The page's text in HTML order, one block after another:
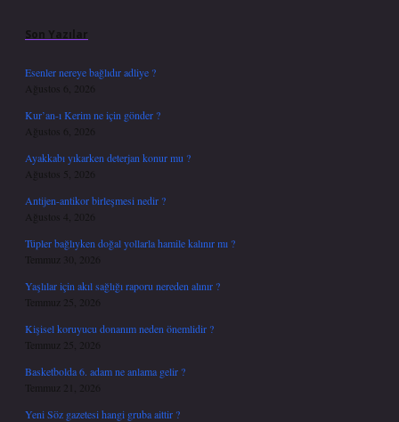
Son Yazılar
Esenler nereye bağlıdır adliye ?
Ağustos 6, 2026
Kur’an-ı Kerim ne için gönder ?
Ağustos 6, 2026
Ayakkabı yıkarken deterjan konur mu ?
Ağustos 5, 2026
Antijen-antikor birleşmesi nedir ?
Ağustos 4, 2026
Tüpler bağlıyken doğal yollarla hamile kalınır mı ?
Temmuz 30, 2026
Yaşlılar için akıl sağlığı raporu nereden alınır ?
Temmuz 25, 2026
Kişisel koruyucu donanım neden önemlidir ?
Temmuz 25, 2026
Basketbolda 6. adam ne anlama gelir ?
Temmuz 21, 2026
Yeni Söz gazetesi hangi gruba aittir ?